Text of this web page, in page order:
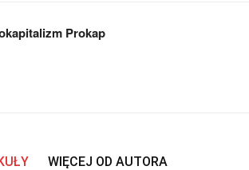
Prokap
WIĘCEJ OD AUTORA